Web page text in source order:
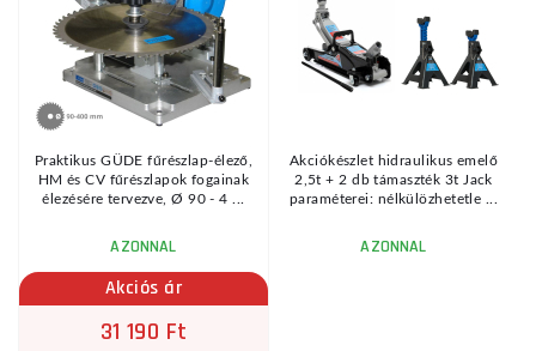
Praktikus GÜDE fűrészlap-élező,
HM és CV fűrészlapok fogainak
élezésére tervezve, Ø 90 - 4 ...
AZONNAL
Akciós ár
31 190 Ft
Akciókészlet hidraulikus emelő
2,5t + 2 db támaszték 3t Jack
paraméterei: nélkülözhetetle ...
AZONNAL